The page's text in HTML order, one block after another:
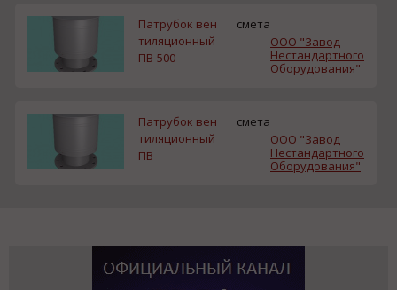
Патрубок вен
тиляционный
ПВ-500
смета
ООО "Завод
Нестандартного
Оборудования"
Патрубок вен
тиляционный
ПВ
смета
ООО "Завод
Нестандартного
Оборудования"